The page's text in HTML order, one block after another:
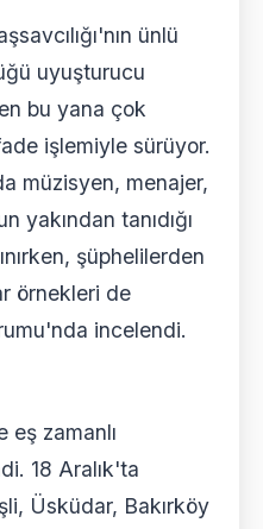
ünlü
uyuşturucu
bu yana çok
işlemiyle sürüyor.
müzisyen, menajer,
yakından tanıdığı
şüphelilerden
örnekleri de
incelendi.
eş zamanlı
18 Aralık'ta
Üsküdar, Bakırköy